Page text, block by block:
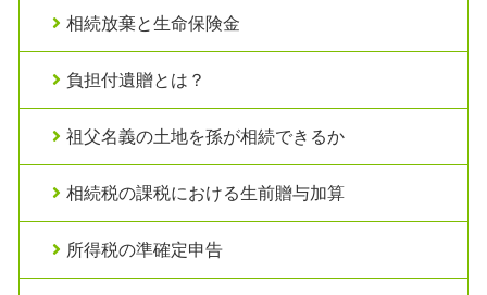
相続放棄と生命保険金
負担付遺贈とは？
祖父名義の土地を孫が相続できるか
相続税の課税における生前贈与加算
所得税の準確定申告